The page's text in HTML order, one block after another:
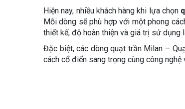
Hiện nay, nhiều khách hàng khi lựa chọn
Mỗi dòng sẽ phù hợp với một phong
thiết kế, độ hoàn thiện và giá trị sử dụng
Đặc biệt, các dòng quạt trần Milan –
cách cổ điển sang trọng cùng công